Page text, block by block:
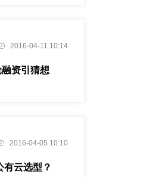
2016-04-11 10:14
资引猜想
2016-04-05 10:10
有云选型？